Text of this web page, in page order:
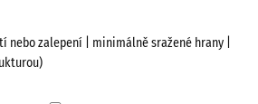
nebo zalepení | minimálně sražené hrany |